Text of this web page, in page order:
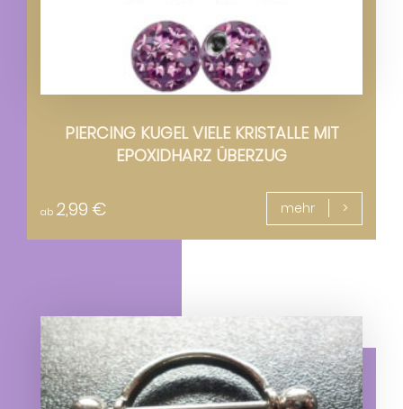
PIERCING KUGEL VIELE KRISTALLE MIT
EPOXIDHARZ ÜBERZUG
ab 2,99 € mehr